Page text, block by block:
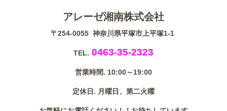
アレーゼ湘南株式会社
〒254-0055 神奈川県平塚市上平塚1-1
TEL. 0463-35-2323
営業時間. 10:00～19:00
定休日. 月曜日、第二火曜